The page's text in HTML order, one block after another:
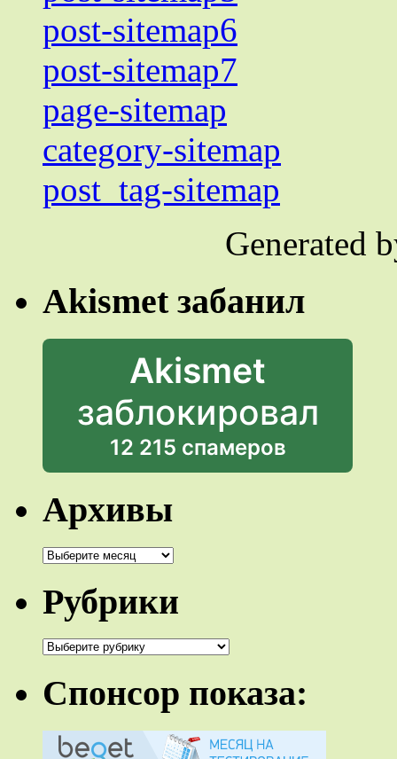
post-sitemap6
post-sitemap7
page-sitemap
category-sitemap
post_tag-sitemap
Generated
Akismet забанил
Akismet
заблокировал
12 215 спамеров
Архивы
Архивы
Рубрики
Рубрики
Спонсор показа: